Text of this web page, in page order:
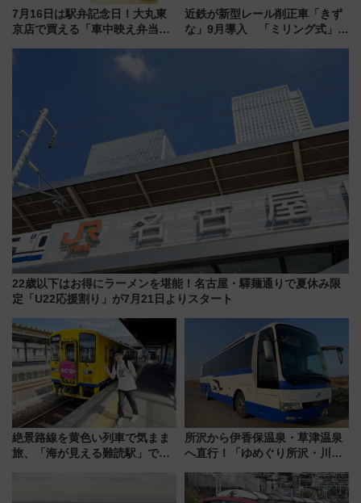
7月16日は駅弁記念日！大丸東
京店で買える「車中映え弁当」
近鉄が新型レール削正車「きず
な」9月導入 「ミリング式」採
貢献するだけでなく、全線区で
活躍するための仕組みも
22歳以下はお得にラーメンを堪能！名古屋・驛麺通りで夏休み限
定「U22応援割り」が7月21日よりスタート
絶景路線を黄色い列車で気まま
旅、「海が見える難読駅」で幸
所沢から伊香保温泉・草津温泉
へ直行！「ゆめぐり所沢・川越
軽に 運行ダイヤ・運賃を解説